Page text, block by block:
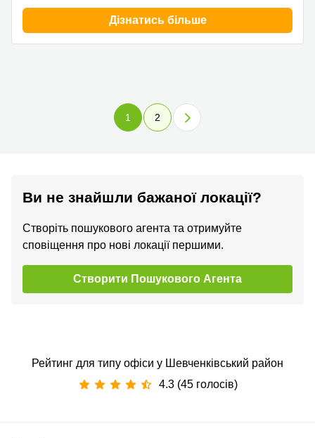
Дізнатись більше
1 2
Ви не знайшли бажаної локації?
Створіть пошукового агента та отримуйте
сповіщення про нові локації першими.
Створити Пошукового Агента
Рейтинг для типу офіси у Шевченківський район
4.3 (45 голосів)